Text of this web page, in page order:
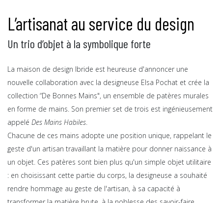
L’artisanat au service du design
​Un trio d’objet à la symbolique forte
La maison de design Ibride est heureuse d'annoncer une
nouvelle collaboration avec la designeuse Elsa Pochat et crée la
collection “De Bonnes Mains", un ensemble de patères murales
en forme de mains. Son premier set de trois est ingénieusement
appelé Des Mains Habiles
Chacune de ces mains adopte une position unique, rappelant le
geste d'un artisan travaillant la matière pour donner naissance à
un objet. Ces patères sont bien plus qu'un simple objet utilitaire
: en choisissant cette partie du corps, la designeuse a souhaité
rendre hommage au geste de l'artisan, à sa capacité à